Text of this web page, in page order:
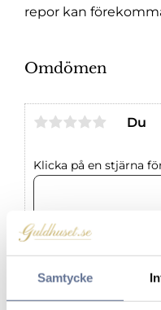
Samtycke
repor kan
Omdömen
Du
Klicka på en stjärna